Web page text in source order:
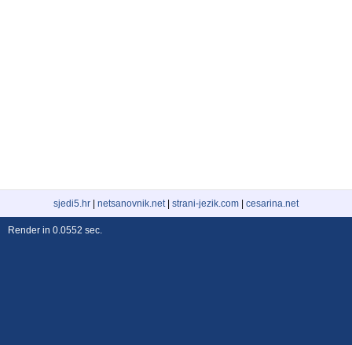
sjedi5.hr netsanovnik.net| strani-jezik.com cesarina.net
Render in 0.0552 sec.